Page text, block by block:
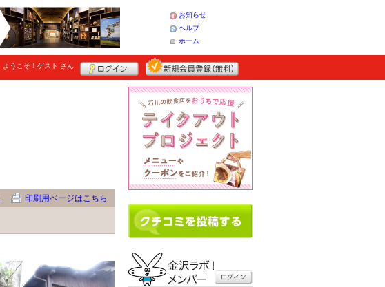
お知らせ
ヘルプ
ホーム
ようこそ！ ゲスト さん
印刷用ページはこちら